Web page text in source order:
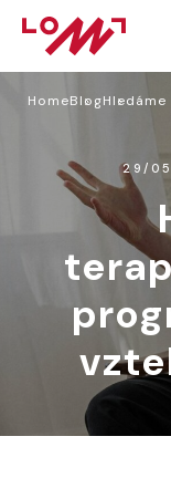
O LOMU
KURZY
PORADNA
BLOG
KONTAKT
HomeBlog
29/